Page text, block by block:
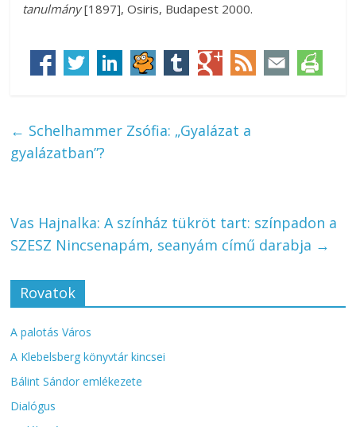
tanulmány[1897], Osiris, Budapest 2000.
← Schelhammer Zsófia: „Gyalázat a
gyalázatban”?
Vas Hajnalka: A színház tükröt tart: színpadon a
SZESZ Nincsenapám, seanyám című darabja →
Rovatok
A palotás Város
A Klebelsberg könyvtár kincsei
Bálint Sándor emlékezete
Dialógus